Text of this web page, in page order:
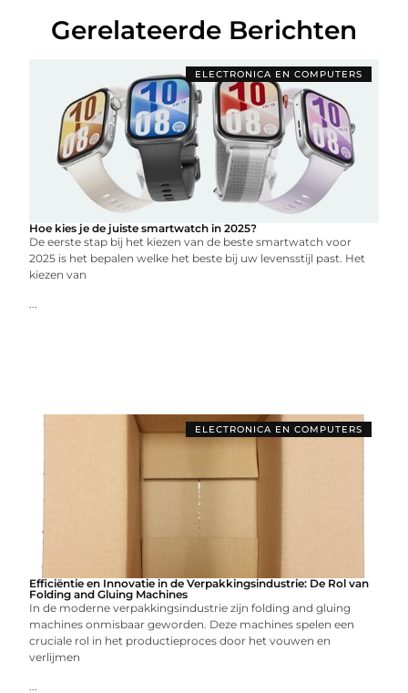
Gerelateerde Berichten
ELECTRONICA EN COMPUTERS
Hoe kies je de juiste smartwatch in 2025?
De eerste stap bij het kiezen van de beste smartwatch voor
2025 is het bepalen welke het beste bij uw levensstijl past. Het
kiezen van
...
ELECTRONICA EN COMPUTERS
Efficiëntie en Innovatie in de Verpakkingsindustrie: De Rol van
Folding and Gluing Machines
In de moderne verpakkingsindustrie zijn folding and gluing
machines onmisbaar geworden. Deze machines spelen een
cruciale rol in het productieproces door het vouwen en
verlijmen
...